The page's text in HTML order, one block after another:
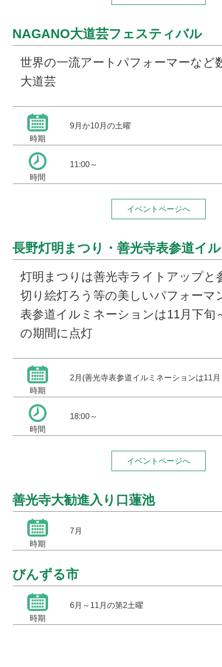
NAGANO大道芸フェスティバル
世界の一流アートパフォーマーなど
大道芸
時期
9月か10月の土曜
時間
11:00～
イベントページへ
長野灯明まつり・善光寺表参道イ
灯明まつりは善光寺ライトアップと
切り絵灯ろう等の美しいパフォーマ
表参道イルミネーションは11月下旬
の期間に点灯
時期
2月(善光寺表参道イルミネーションは11月
時間
18:00～
イベントページへ
善光寺大勧進入り口蓮池
時期
7月
びんずる市
時期
6月～11月の第2土曜